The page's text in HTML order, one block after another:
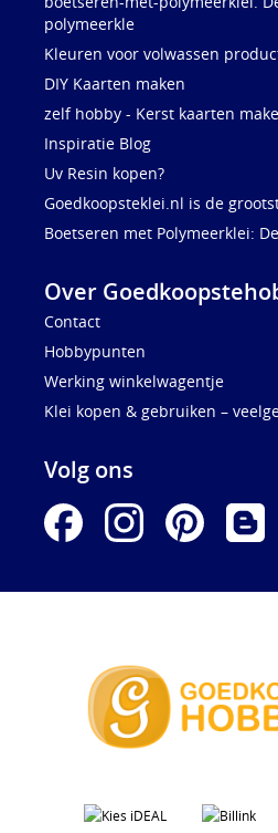
polymeerkle
Kleuren voor volwassen
DIY Kaarten maken
zelf hobby - Kerst kaarten
Inspiratie Blog
Uv Resin kopen?
Goedkoopsteklei.nl is de
Boetseren met Polymeerklei:
Over
Contact
Hobbypunten
Werking winkelwagentje
Klei kopen & gebruiken –
Volg ons